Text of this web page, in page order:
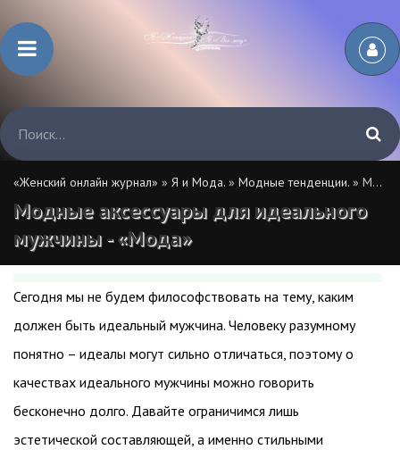
«Женский онлайн журнал» » Я и Мода. » Модные тенденции. » Модные аксессуары для идеального мужчины - «Мода»
Модные аксессуары для идеального
мужчины - «Мода»
Сегодня мы не будем философствовать на тему, каким
должен быть идеальный мужчина. Человеку разумному
понятно – идеалы могут сильно отличаться, поэтому о
качествах идеального мужчины можно говорить
бесконечно долго. Давайте ограничимся лишь
эстетической составляющей, а именно стильными